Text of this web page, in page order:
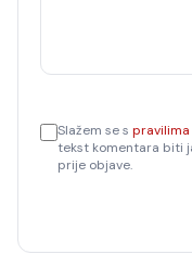
Slažem se s
tekst komentara biti
prije objave.